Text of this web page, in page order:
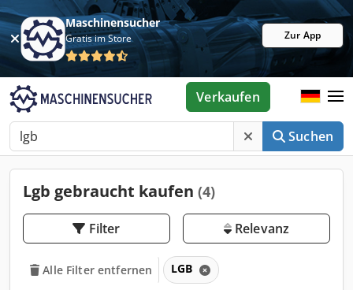
Maschinensucher
Gratis im Store Zur App
Suchen
Verkaufen
Lgb gebraucht kaufen (4)
Filter Relevanz
Alle Filter entfernen LGB